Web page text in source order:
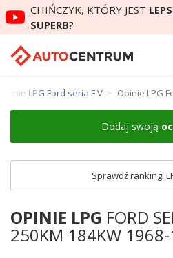
CHIŃCZYK, KTÓRY JEST
SUPERB?
LPG Ford seria F V Opinie LPG
Dodaj swoją
Sprawdź rankingi
OPINIE LPG FORD
250KM 184KW